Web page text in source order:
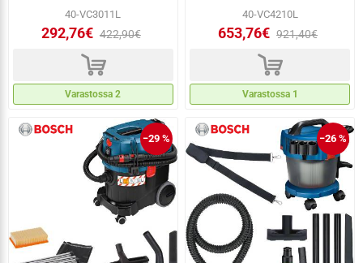
40-VC3011L
292,76€ 422,90€
d
Varastossa 2
40-VC4210L
653,76€ 921,40€
d
Varastossa 1
−29 % −26 %